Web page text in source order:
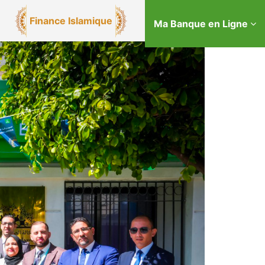
Finance Islamique Ma Banque en Ligne